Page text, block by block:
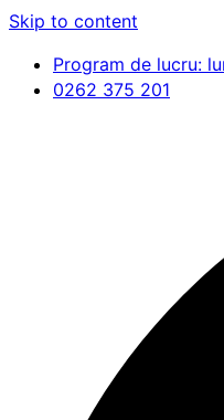
Skip to content
Program de lucru:
0262 375 201